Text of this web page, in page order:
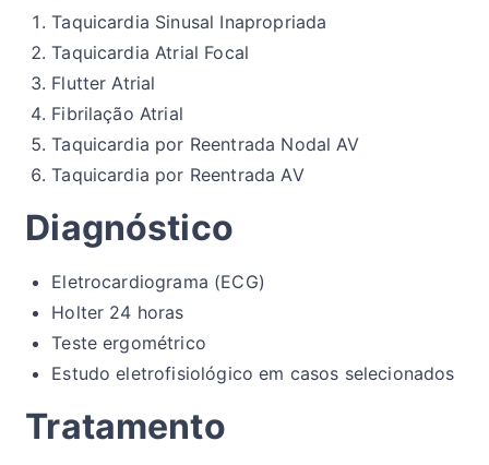
Taquicardia Sinusal Inapropriada
Taquicardia Atrial Focal
Flutter Atrial
Fibrilação Atrial
Taquicardia por Reentrada Nodal AV
Taquicardia por Reentrada AV
Diagnóstico
Eletrocardiograma (ECG)
Holter 24 horas
Teste ergométrico
Estudo eletrofisiológico em casos selecionados
Tratamento